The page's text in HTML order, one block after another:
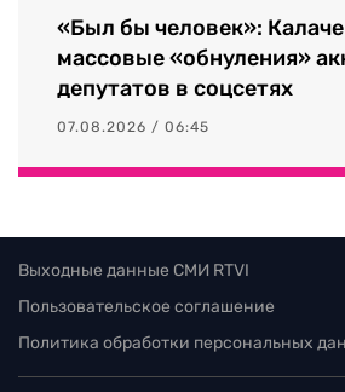
«Был бы человек»:
массовые «обнуления»
депутатов в соцсетях
07.08.2026 / 06:45
Выходные данные СМИ RTVI
Пользовательское соглашение
Политика обработки персональных